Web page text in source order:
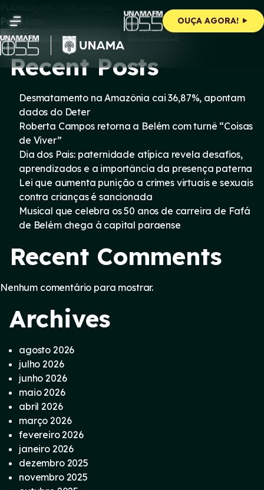
to
content
OUÇA AGORA!
Navegação
por
posts
Publicações mais antigas
Pesquisar
Pesquisar
Recent Posts
Desmatamento na Amazônia cai 36,87%, apontam
dados do Deter
Roberta Campos retorna a Belém com turnê “Coisas
de Viver”
Dia dos Pais: paternidade atípica revela desafios,
aprendizados e a importância da presença paterna
Lei que aumenta punição a crimes virtuais e sexuais
contra crianças é sancionada
Musical que celebra os 50 anos de carreira de Fafá
de Belém chega à capital paraense
Recent Comments
Nenhum comentário para mostrar.
Archives
agosto 2026
julho 2026
junho 2026
maio 2026
abril 2026
março 2026
fevereiro 2026
janeiro 2026
dezembro 2025
novembro 2025